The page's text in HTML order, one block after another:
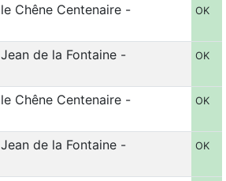
Chêne Centenaire -
OK
de la Fontaine -
OK
Chêne Centenaire -
OK
de la Fontaine -
OK